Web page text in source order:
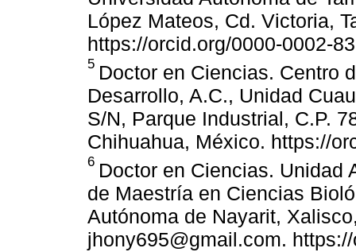
López Mateos, Cd. Victoria,
https://orcid.org/0000-0002-
5 Doctor en Ciencias. Centro
Desarrollo, A.C., Unidad
S/N, Parque Industrial, C.P.
Chihuahua, México. https://
6 Doctor en Ciencias. Unidad
de Maestría en Ciencias
Autónoma de Nayarit,
jhony695@gmail.com.